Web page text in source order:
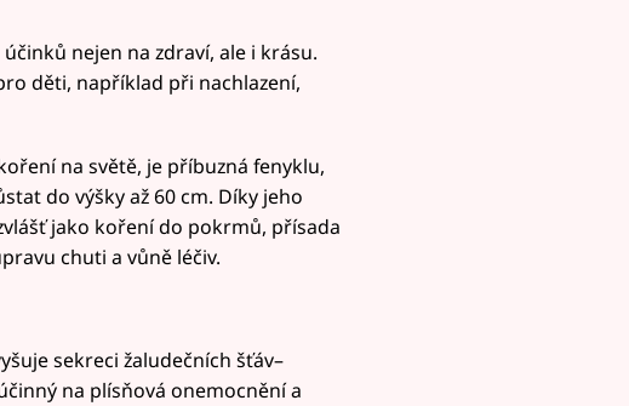
nejen na zdraví, ale i krásu.
děti, například při nachlazení,
na světě, je příbuzná fenyklu,
do výšky až 60 cm. Díky jeho
jako koření do pokrmů, přísada
chuti a vůně léčiv.
sekreci žaludečních šťáv–
na plísňová onemocnění a